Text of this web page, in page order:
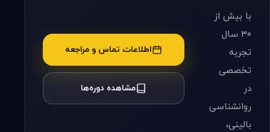
با بیش از
۳۰ سال
تجربه
تخصصی
در
روانشناسی
بالینی،
اطلاعات تماس و مراجعه
مشاهده دوره‌ها